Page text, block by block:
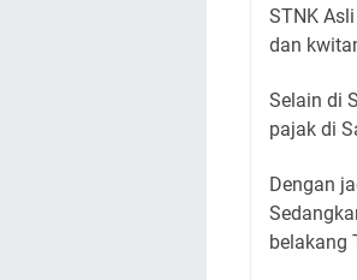
STNK
dan
Selain di
pajak di
Dengan
belakang